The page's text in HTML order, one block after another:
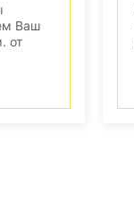
Ваш
от